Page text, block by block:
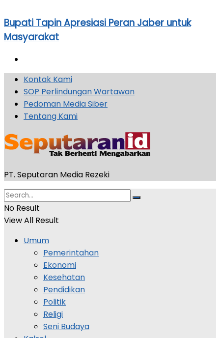
Bupati Tapin Apresiasi Peran Jaber untuk
Masyarakat
Kontak Kami
SOP Perlindungan Wartawan
Pedoman Media Siber
Tentang Kami
PT. Seputaran Media Rezeki
No Result
View All Result
Umum
Pemerintahan
Ekonomi
Kesehatan
Pendidikan
Politik
Religi
Seni Budaya